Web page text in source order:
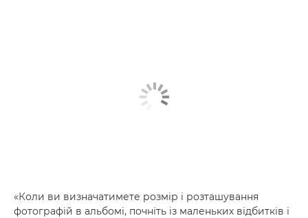
«Коли ви визначатимете розмір і розташування
фотографій в альбомі, почніть із маленьких відбитків і